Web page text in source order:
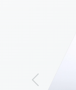
Previous